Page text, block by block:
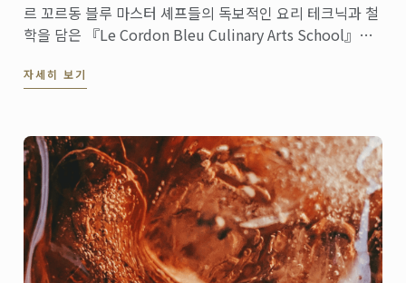
르 꼬르동 블루 마스터 셰프들의 독보적인 요리 테크닉과 철
학을 담은 『Le Cordon Bleu Culinary Arts School』이
11월에 전 세계 출시 예정입니다. 지금 바로 사전 예약하세
자세히 보기